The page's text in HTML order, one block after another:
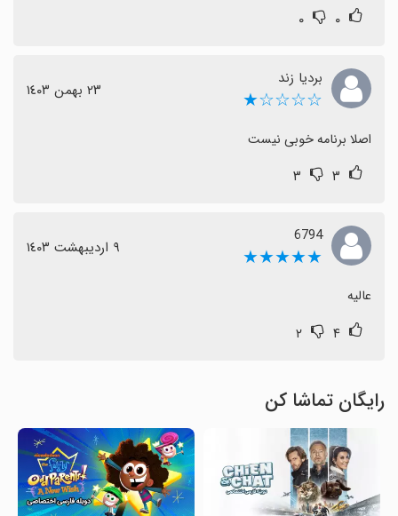
۰ ۰
بردیا زند
☆☆☆☆★ ٢٣ بهمن ١٤٠٣
اصلا برنامه خوبی نیست
۳ ۳
6794
★★★★★ ٩ اردیبهشت ١٤٠٣
عالیه
۴ ۲
رایگان تماشا کن